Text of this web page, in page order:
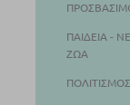
ΠΑΙΔΕΊΑ -
ΖΏΑ
ΠΟΛΙΤΙΣΜΌΣ